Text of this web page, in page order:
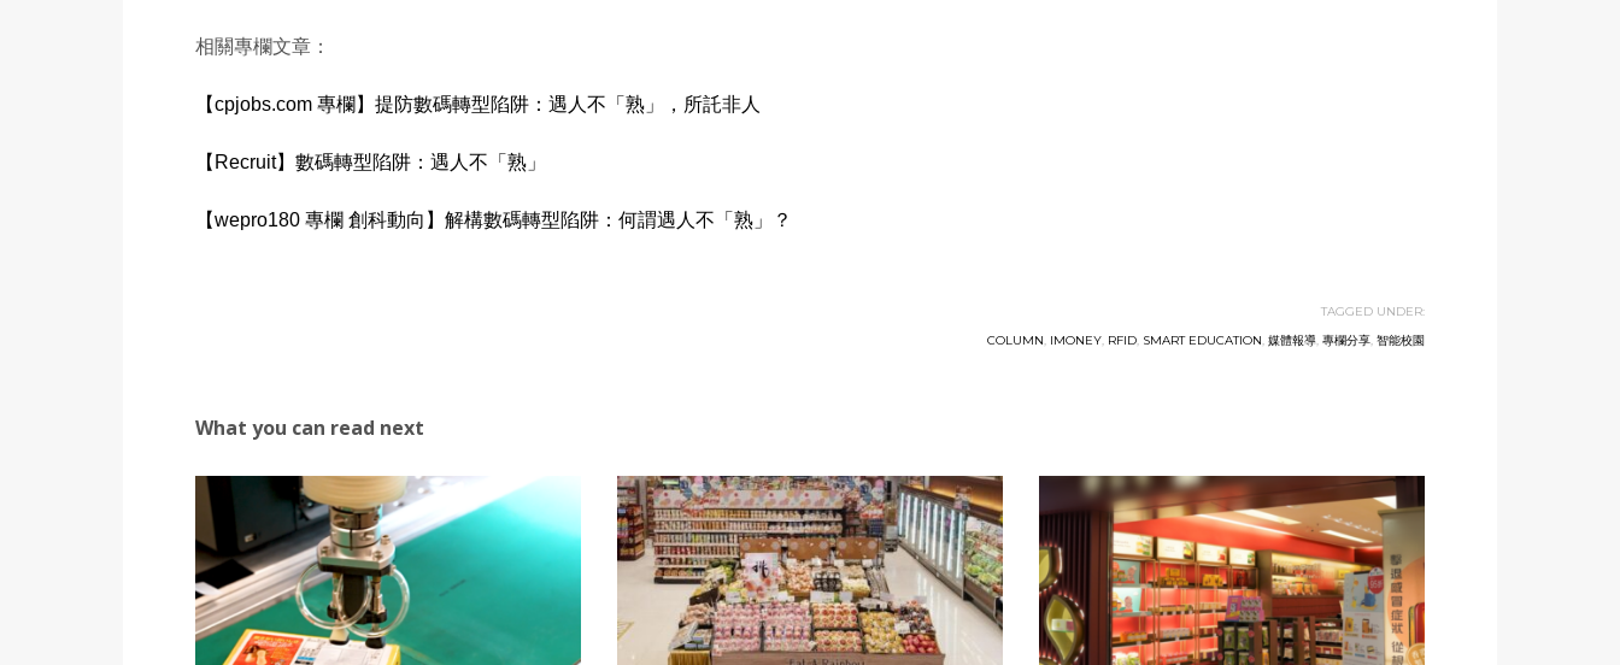
相關專欄文章：
【cpjobs.com 專欄】提防數碼轉型陷阱：遇人不「熟」，所託非人
【Recruit】數碼轉型陷阱：遇人不「熟」
【wepro180 專欄 創科動向】解構數碼轉型陷阱：何謂遇人不「熟」？
TAGGED UNDER:
COLUMN, IMONEY, RFID, SMART EDUCATION, 媒體報導, 專欄分享, 智能校園
What you can read next